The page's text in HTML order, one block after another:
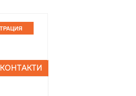
КОНТАКТИ